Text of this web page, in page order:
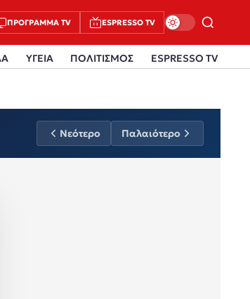
ΠΡΌΓΡΑΜΜΑ TV ESPRESSO TV
ΥΓΕΙΑ ΠΟΛΙΤΙΣΜΟΣ ESPRESSO TV
Νεότερο Παλαιότερο